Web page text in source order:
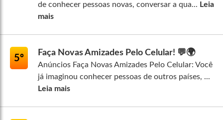
de conhecer pessoas novas, conversar a qua... Leia
mais
5º
Faça Novas Amizades Pelo Celular! 💬🌍
Anúncios Faça Novas Amizades Pelo Celular: Você
já imaginou conhecer pessoas de outros países, ...
Leia mais